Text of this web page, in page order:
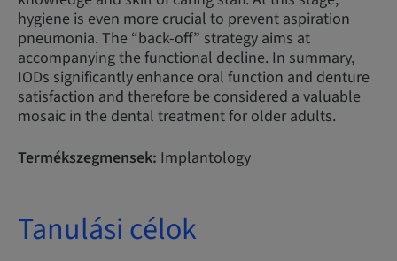
hygiene is even more crucial to prevent aspiration
pneumonia. The “back-off” strategy aims at
accompanying the functional decline. In summary,
IODs significantly enhance oral function and denture
satisfaction and therefore be considered a valuable
mosaic in the dental treatment for older adults.
Termékszegmensek: Implantology
Tanulási célok